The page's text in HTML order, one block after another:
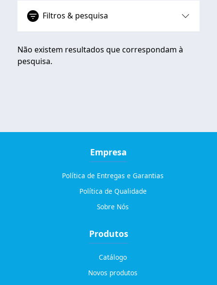
Filtros & pesquisa
Não existem resultados que correspondam à
pesquisa.
Empresa
Política de Entregas e Garantias
Política de Qualidade
Sobre Nós
Produtos
Catálogo
Novos produtos